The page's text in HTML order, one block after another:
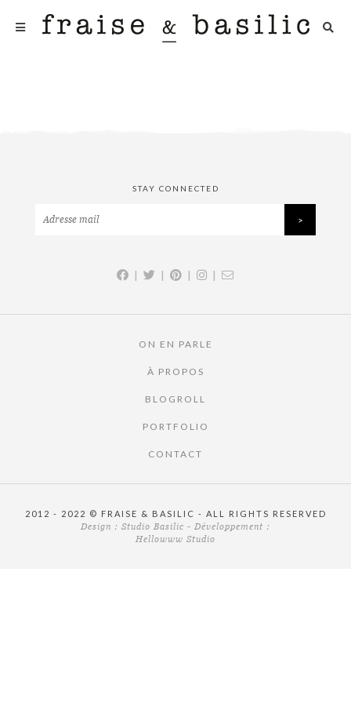
STAY CONNECTED
| | | |
ON EN PARLE
À PROPOS
BLOGROLL
PORTFOLIO
CONTACT
2012 - 2022 © FRAISE & BASILIC - ALL RIGHTS RESERVED
Design : Studio Basilic - Développement :
Hellowww Studio